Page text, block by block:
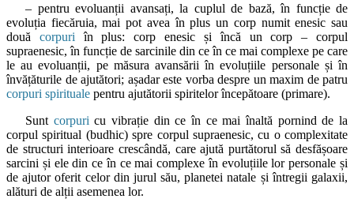
– pentru evoluanții avansați, la cuplul de bază, în funcție de
evoluția fiecăruia, mai pot avea în plus un corp numit enesic sau
două corpuri în plus: corp enesic și încă un corp – corpul
supraenesic, în funcție de sarcinile din ce în ce mai complexe pe care
le au evoluanții, pe măsura avansării în evoluțiile personale și în
învățăturile de ajutători; așadar este vorba despre un maxim de patru
corpuri spirituale pentru ajutătorii spiritelor începătoare (primare).
Sunt corpuri cu vibrație din ce în ce mai înaltă pornind de la
corpul spiritual (budhic) spre corpul supraenesic, cu o complexitate
de structuri interioare crescândă, care ajută purtătorul să desfășoare
sarcini și ele din ce în ce mai complexe în evoluțiile lor personale și
de ajutor oferit celor din jurul său, planetei natale și întregii galaxii,
alături de alții asemenea lor.